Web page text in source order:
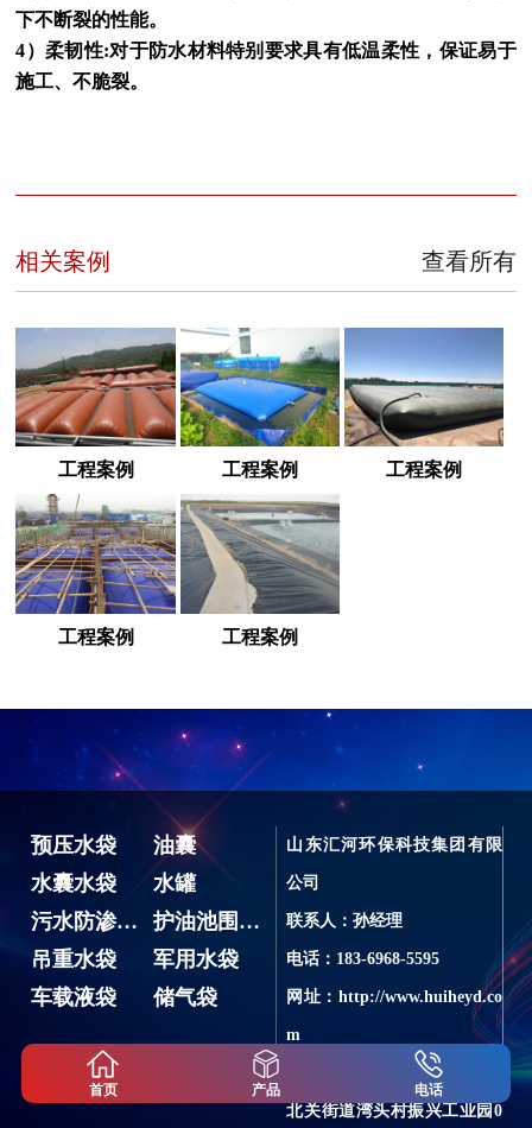
下不断裂的性能。
4）柔韧性:对于防水材料特别要求具有低温柔性，保证易于
施工、不脆裂。
查看所有
相关案例
工程案例 工程案例 工程案例
工程案例 工程案例
预压水袋
油囊
水囊水袋
水罐
污水防渗池、蓄水池
护油池围油堰
吊重水袋
军用水袋
车载液袋
储气袋
山东汇河环保科技集团有限
公司
联系人：孙经理
电话：183-6968-5595
网址：http://www.huiheyd.co
m
地址：山东省潍坊市潍城区
北关街道湾头村振兴工业园0
首页 产品 电话